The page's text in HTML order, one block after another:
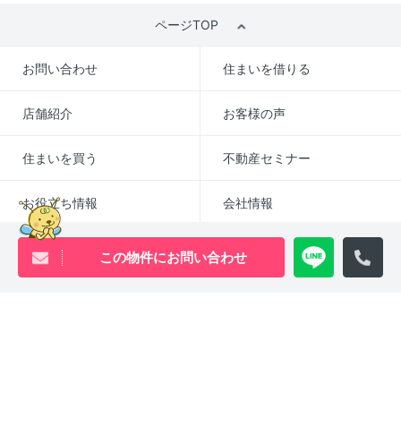
この物件にお問い合わせ
ページTOP
お問い合わせ 住まいを借りる
店舗紹介 お客様の声
住まいを買う 不動産セミナー
お役立ち情報 会社情報
オフィスを借りる
入居申し込み（個人）